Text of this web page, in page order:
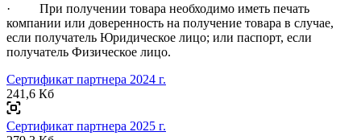
· При получении товара необходимо иметь печать
компании или доверенность на получение товара в случае,
если получатель Юридическое лицо; или паспорт, если
получатель Физическое лицо.
Сертификат партнера 2024 г.
241,6 Кб
Сертификат партнера 2025 г.